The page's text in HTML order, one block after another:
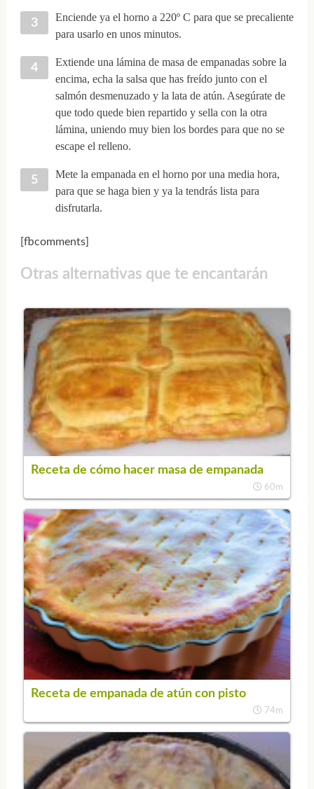
Enciende ya el horno a 220º C para que se precaliente
para usarlo en unos minutos.
Extiende una lámina de masa de empanadas sobre la
encima, echa la salsa que has freído junto con el
salmón desmenuzado y la lata de atún. Asegúrate de
que todo quede bien repartido y sella con la otra
lámina, uniendo muy bien los bordes para que no se
escape el relleno.
Mete la empanada en el horno por una media hora,
para que se haga bien y ya la tendrás lista para
disfrutarla.
[fbcomments]
Otras alternativas que te encantarán
Receta de cómo hacer masa de empanada
60m
Receta de empanada de atún con pisto
74m